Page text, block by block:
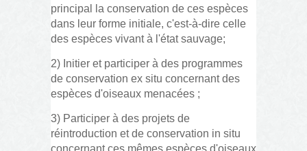
principal la conservation de ces espèces
dans leur forme initiale, c'est-à-dire celle
des espèces vivant à l'état sauvage;
2) Initier et participer à des programmes
de conservation ex situ concernant des
espèces d'oiseaux menacées ;
3) Participer à des projets de
réintroduction et de conservation in situ
concernant ces mêmes espèces d'oiseaux